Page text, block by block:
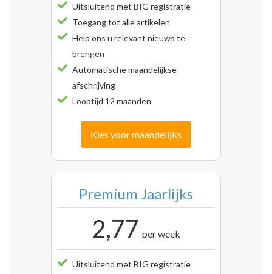
Uitsluitend met BIG registratie
Toegang tot alle artikelen
Help ons u relevant nieuws te
brengen
Automatische maandelijkse
afschrijving
Looptijd 12 maanden
Kies voor maandelijks
Premium Jaarlijks
2,77 per week
Uitsluitend met BIG registratie